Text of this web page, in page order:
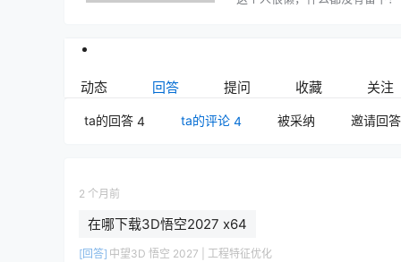
动态 回答 提问 收藏 关注
ta的回答 4 ta的评论 4 被采纳 邀请回答
2 个月前
在哪下载3D悟空2027 x64
[回答] 中望3D 悟空 2027 | 工程特征优化